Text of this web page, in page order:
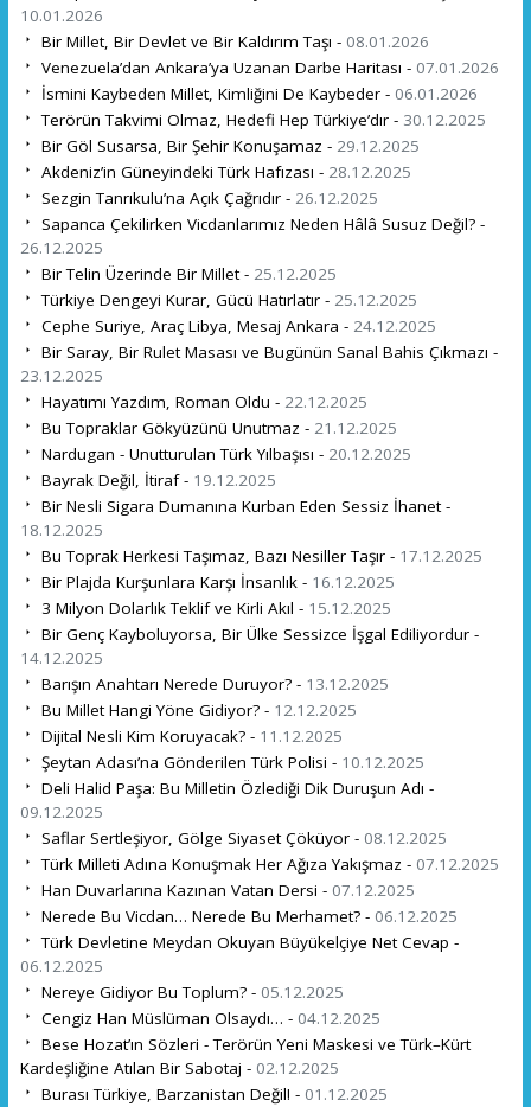
10.01.2026
Bir Millet, Bir Devlet ve Bir Kaldırım Taşı - 08.01.2026
Venezuela’dan Ankara’ya Uzanan Darbe Haritası - 07.01.2026
İsmini Kaybeden Millet, Kimliğini De Kaybeder - 06.01.2026
Terörün Takvimi Olmaz, Hedefi Hep Türkiye’dır - 30.12.2025
Bir Göl Susarsa, Bir Şehir Konuşamaz - 29.12.2025
Akdeniz’in Güneyindeki Türk Hafızası - 28.12.2025
Sezgin Tanrıkulu’na Açık Çağrıdır - 26.12.2025
Sapanca Çekilirken Vicdanlarımız Neden Hâlâ Susuz Değil? -
26.12.2025
Bir Telin Üzerinde Bir Millet - 25.12.2025
Türkiye Dengeyi Kurar, Gücü Hatırlatır - 25.12.2025
Cephe Suriye, Araç Libya, Mesaj Ankara - 24.12.2025
Bir Saray, Bir Rulet Masası ve Bugünün Sanal Bahis Çıkmazı -
23.12.2025
Hayatımı Yazdım, Roman Oldu - 22.12.2025
Bu Topraklar Gökyüzünü Unutmaz - 21.12.2025
Nardugan - Unutturulan Türk Yılbaşısı - 20.12.2025
Bayrak Değil, İtiraf - 19.12.2025
Bir Nesli Sigara Dumanına Kurban Eden Sessiz İhanet -
18.12.2025
Bu Toprak Herkesi Taşımaz, Bazı Nesiller Taşır - 17.12.2025
Bir Plajda Kurşunlara Karşı İnsanlık - 16.12.2025
3 Milyon Dolarlık Teklif ve Kirli Akıl - 15.12.2025
Bir Genç Kayboluyorsa, Bir Ülke Sessizce İşgal Ediliyordur -
14.12.2025
Barışın Anahtarı Nerede Duruyor? - 13.12.2025
Bu Millet Hangi Yöne Gidiyor? - 12.12.2025
Dijital Nesli Kim Koruyacak? - 11.12.2025
Şeytan Adası’na Gönderilen Türk Polisi - 10.12.2025
Deli Halid Paşa: Bu Milletin Özlediği Dik Duruşun Adı -
09.12.2025
Saflar Sertleşiyor, Gölge Siyaset Çöküyor - 08.12.2025
Türk Milleti Adına Konuşmak Her Ağıza Yakışmaz - 07.12.2025
Han Duvarlarına Kazınan Vatan Dersi - 07.12.2025
Nerede Bu Vicdan… Nerede Bu Merhamet? - 06.12.2025
Türk Devletine Meydan Okuyan Büyükelçiye Net Cevap -
06.12.2025
Nereye Gidiyor Bu Toplum? - 05.12.2025
Cengiz Han Müslüman Olsaydı… - 04.12.2025
Bese Hozat’ın Sözleri - Terörün Yeni Maskesi ve Türk–Kürt
Kardeşliğine Atılan Bir Sabotaj - 02.12.2025
Burası Türkiye, Barzanistan Değil! - 01.12.2025